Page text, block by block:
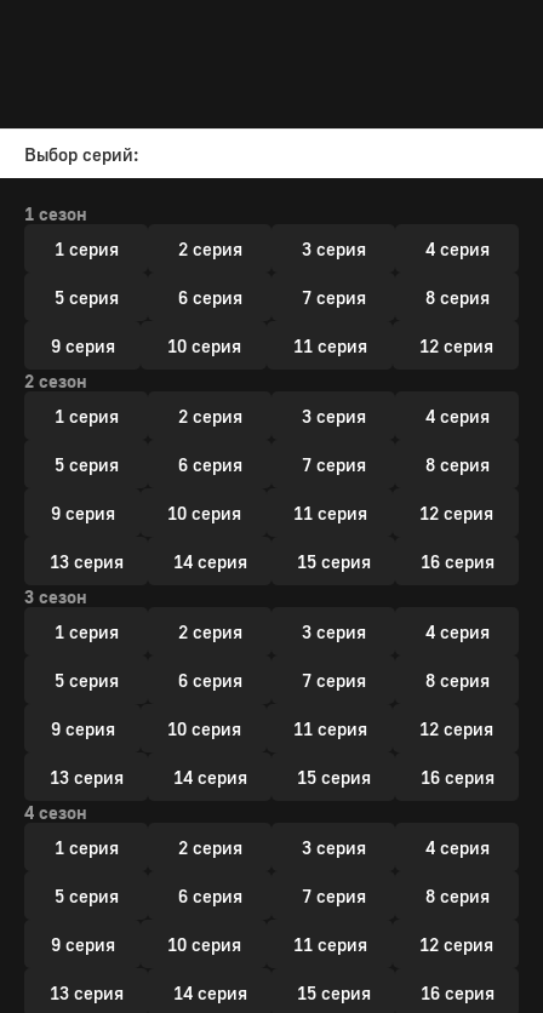
Выбор серий:
1 сезон
1 серия
2 серия 3 серия 4 серия
5 серия 6 серия 7 серия 8 серия
9 серия 10 серия 11 серия
12 серия
2 сезон
1 серия
2 серия 3 серия 4 серия
5 серия 6 серия 7 серия 8 серия
9 серия 10 серия 11 серия 12 серия
13 серия 14 серия 15 серия
16 серия
3 сезон
1 серия
2 серия 3 серия 4 серия
5 серия 6 серия 7 серия 8 серия
9 серия 10 серия 11 серия 12 серия
13 серия 14 серия 15 серия
16 серия
4 сезон
1 серия
2 серия 3 серия 4 серия
5 серия 6 серия 7 серия 8 серия
9 серия 10 серия 11 серия 12 серия
13 серия 14 серия 15 серия
16 серия